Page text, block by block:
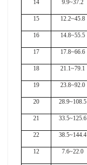
14 9.9~37.2
15 12.2~45.8
16 14.8~55.5
17 17.8~66.6
18 21.1~79.1
19 23.8~92.0
20 28.9~108.5
21 33.5~125.6
22 38.5~144.4
12 7.6~22.0